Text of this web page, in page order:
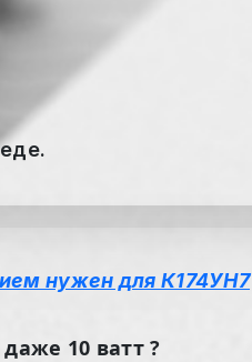
нужен для К174УН7
10 ватт ?